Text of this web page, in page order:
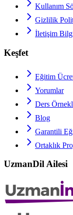
Kullanım
Gizlilik
İletişim
Keşfet
Eğitim
Yorumlar
Ders
Blog
Garantili
Ortaklık
UzmanDil Ailesi